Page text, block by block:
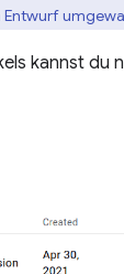
kannst du